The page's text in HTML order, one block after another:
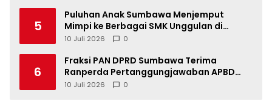
5
Puluhan Anak Sumbawa Menjemput
Mimpi ke Berbagai SMK Unggulan di
Indonesia
10 Juli 2026 0
6
Fraksi PAN DPRD Sumbawa Terima
Ranperda Pertanggungjawaban APBD
2025, Soroti SILPA Rp201,68 Miliar dan
10 Juli 2026 0